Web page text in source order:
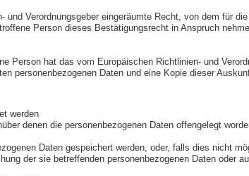
Verordnungsgeber eingeräumte Recht, von dem für
Person dieses Bestätigungsrecht in Anspruch
Person hat das vom Europäischen Richtlinien- und
personenbezogenen Daten und eine Kopie dieser
werden
denen die personenbezogenen Daten offengelegt
Daten gespeichert werden, oder, falls dies nicht
der sie betreffenden personenbezogenen Daten oder